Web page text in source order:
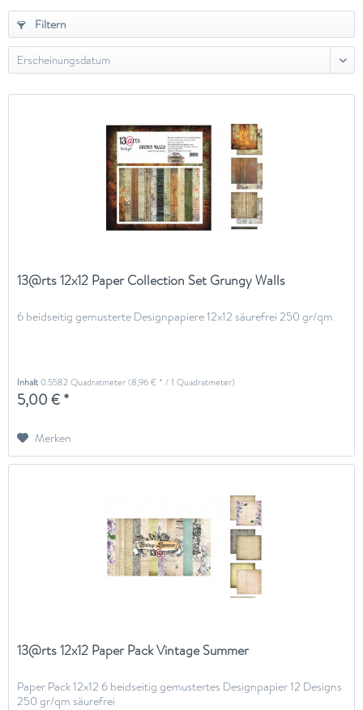
Filtern
13@rts 12x12 Paper Collection Set Grungy Walls
6 beidseitig gemusterte Designpapiere 12x12 säurefrei 250 gr/qm
Inhalt0.5582 Quadratmeter(8,96 € * / 1 Quadratmeter)
5,00 € *
Merken
13@rts 12x12 Paper Pack Vintage Summer
Paper Pack 12x12 6 beidseitig gemustertes Designpapier 12 Designs
250 gr/qm säurefrei